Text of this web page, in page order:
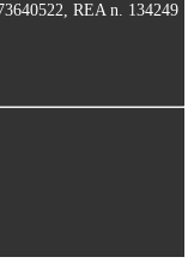
REA n. 134249